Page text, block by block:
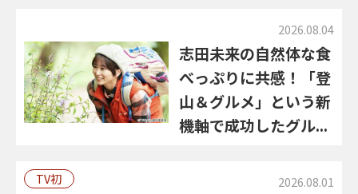
2026.08.04
志田未来の自然体な食
べっぷりに共感！「登
山＆グルメ」という新
機軸で成功したグル...
TV初 2026.08.01